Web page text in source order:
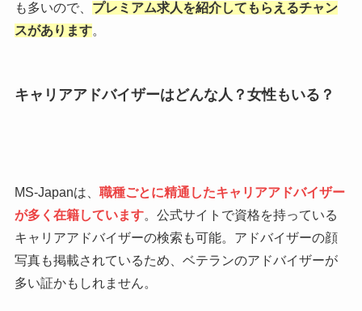
も多いので、 プレミアム求人を紹介してもらえるチャン
スがあります。
キャリアアドバイザーはどんな人？女性もいる？
MS-Japanは、 職種ごとに精通したキャリアアドバイザー
が多く在籍しています。公式サイトで資格を持っている
キャリアアドバイザーの検索も可能。アドバイザーの顔
写真も掲載されているため、ベテランのアドバイザーが
多い証かもしれません。